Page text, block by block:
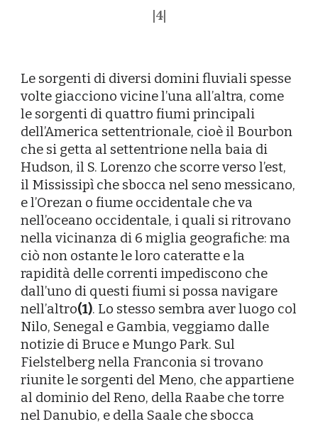
4|
Le sorgenti di diversi domini fluviali spesse
volte giacciono vicine l’una all’altra, come
le sorgenti di quattro fiumi principali
dell’America settentrionale, cioè il Bourbon
che si getta al settentrione nella baia di
Hudson, il S. Lorenzo che scorre verso l’est,
il Mississipì che sbocca nel seno messicano,
e l’Orezan o fiume occidentale che va
nell’oceano occidentale, i quali si ritrovano
nella vicinanza di 6 miglia geografiche: ma
ciò non ostante le loro cateratte e la
rapidità delle correnti impediscono che
dall’uno di questi fiumi si possa navigare
nell’altro(1). Lo stesso sembra aver luogo col
Nilo, Senegal e Gambia, veggiamo dalle
notizie di Bruce e Mungo Park. Sul
Fielstelberg nella Franconia si trovano
riunite le sorgenti del Meno, che appartiene
al dominio del Reno, della Raabe che torre
nel Danubio, e della Saale che sbocca